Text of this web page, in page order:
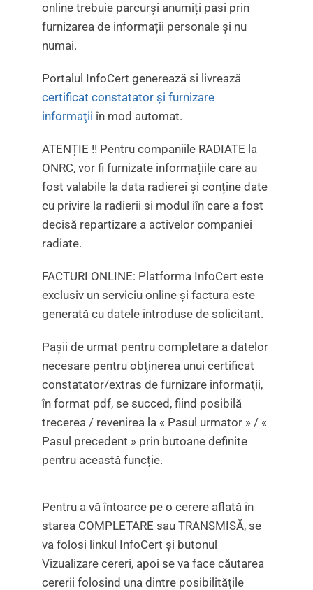
online trebuie parcurși anumiți pasi prin
furnizarea de informații personale și nu
numai.
Portalul InfoCert generează si livrează
certificat constatator și furnizare
informaţii în mod automat.
ATENȚIE !! Pentru companiile RADIATE la
ONRC, vor fi furnizate informațiile care au
fost valabile la data radierei și conține date
cu privire la radierii si modul iîn care a fost
decisă repartizare a activelor companiei
radiate.
FACTURI ONLINE: Platforma InfoCert este
exclusiv un serviciu online şi factura este
generată cu datele introduse de solicitant.
Pașii de urmat pentru completare a datelor
necesare pentru obţinerea unui certificat
constatator/extras de furnizare informaţii,
în format pdf, se succed, fiind posibilă
trecerea / revenirea la « Pasul urmator » / «
Pasul precedent » prin butoane definite
pentru această funcție.
Pentru a vă întoarce pe o cerere aflată în
starea COMPLETARE sau TRANSMISĂ, se
va folosi linkul InfoCert și butonul
Vizualizare cereri, apoi se va face căutarea
cererii folosind una dintre posibilitățile